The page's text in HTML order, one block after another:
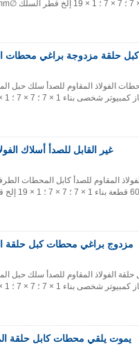
كبل حلقة مزدوجة براغي محطات
غير القابل للصدأ أسلاك
مزدوج براغي محطات كبل حلقة
يموت يلقي محطات كابل حلقة